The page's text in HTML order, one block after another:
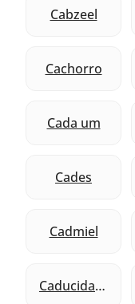
Cabzeel
Cachorro
Cada um
Cades
Cadmiel
Caducidade